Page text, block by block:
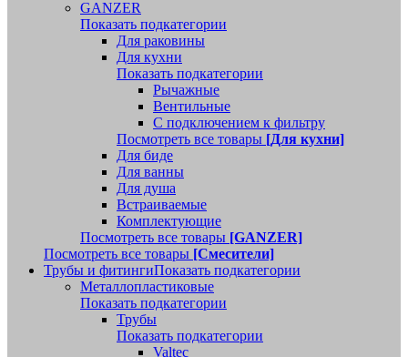
GANZER
Показать подкатегории
Для раковины
Для кухни
Показать подкатегории
Рычажные
Вентильные
С подключением к фильтру
Посмотреть все товары [Для кухни]
Для биде
Для ванны
Для душа
Встраиваемые
Комплектующие
Посмотреть все товары [GANZER]
Посмотреть все товары [Смесители]
Трубы и фитингиПоказать подкатегории
Металлопластиковые
Показать подкатегории
Трубы
Показать подкатегории
Valtec